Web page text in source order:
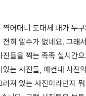
어대니 도대체 내가 누
혀 알수가 없네요. 그래
진들을 찍는 족족 실시간
있는 사진들, 예컨대 사진
러져 있는 사진이라던지